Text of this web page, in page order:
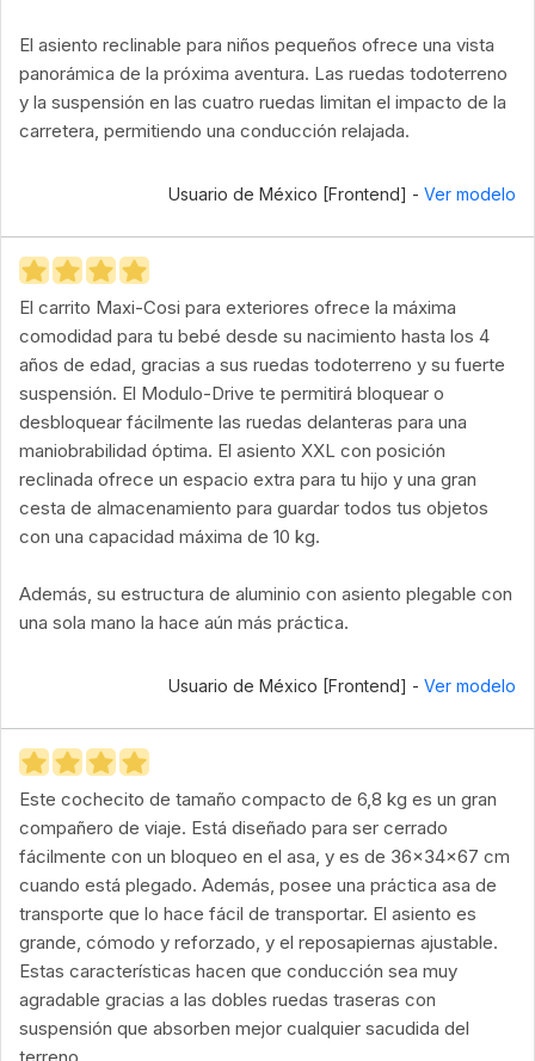
El asiento reclinable para niños pequeños ofrece una vista
panorámica de la próxima aventura. Las ruedas todoterreno
y la suspensión en las cuatro ruedas limitan el impacto de la
carretera, permitiendo una conducción relajada.
Usuario de México [Frontend] - Ver modelo
El carrito Maxi-Cosi para exteriores ofrece la máxima
comodidad para tu bebé desde su nacimiento hasta los 4
años de edad, gracias a sus ruedas todoterreno y su fuerte
suspensión. El Modulo-Drive te permitirá bloquear o
desbloquear fácilmente las ruedas delanteras para una
maniobrabilidad óptima. El asiento XXL con posición
reclinada ofrece un espacio extra para tu hijo y una gran
cesta de almacenamiento para guardar todos tus objetos
con una capacidad máxima de 10 kg.
Además, su estructura de aluminio con asiento plegable con
una sola mano la hace aún más práctica.
Usuario de México [Frontend] - Ver modelo
Este cochecito de tamaño compacto de 6,8 kg es un gran
compañero de viaje. Está diseñado para ser cerrado
fácilmente con un bloqueo en el asa, y es de 36x34x67 cm
cuando está plegado. Además, posee una práctica asa de
transporte que lo hace fácil de transportar. El asiento es
grande, cómodo y reforzado, y el reposapiernas ajustable.
Estas características hacen que conducción sea muy
agradable gracias a las dobles ruedas traseras con
suspensión que absorben mejor cualquier sacudida del